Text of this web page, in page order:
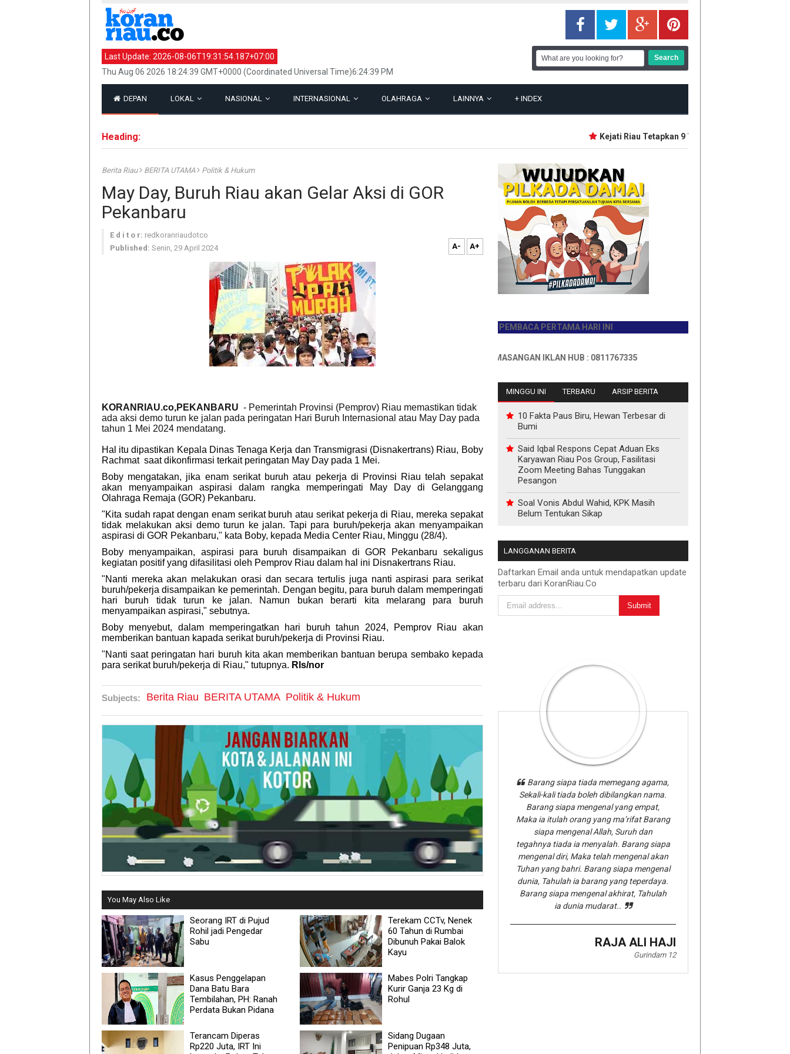
Last Update: 2026-08-06T19:31:54.187+07:00
Thu Aug 06 2026 18:24:39 GMT+0000 (Coordinated Universal Time)6:24:39 PM
DEPAN LOKAL NASIONAL INTERNASIONAL OLAHRAGA LAINNYA + INDEX
Heading: Kejati Riau Tetapkan 9 Tersangka Baru Korupsi
Berita Riau BERITA UTAMA Politik & Hukum
May Day, Buruh Riau akan Gelar Aksi di GOR
Pekanbaru
E d i t o r: redkoranriaudotco
Published: Senin, 29 April 2024 A- A+
KORANRIAU.co,PEKANBARU - Pemerintah Provinsi (Pemprov) Riau memastikan tidak
ada aksi demo turun ke jalan pada peringatan Hari Buruh Internasional atau May Day pada
tahun 1 Mei 2024 mendatang.
Hal itu dipastikan Kepala Dinas Tenaga Kerja dan Transmigrasi (Disnakertrans) Riau, Boby
Rachmat saat dikonfirmasi terkait peringatan May Day pada 1 Mei.
Boby mengatakan, jika enam serikat buruh atau pekerja di Provinsi Riau telah sepakat
akan menyampaikan aspirasi dalam rangka memperingati May Day di Gelanggang
Olahraga Remaja (GOR) Pekanbaru.
"Kita sudah rapat dengan enam serikat buruh atau serikat pekerja di Riau, mereka sepakat
tidak melakukan aksi demo turun ke jalan. Tapi para buruh/pekerja akan menyampaikan
aspirasi di GOR Pekanbaru," kata Boby, kepada Media Center Riau, Minggu (28/4).
Boby menyampaikan, aspirasi para buruh disampaikan di GOR Pekanbaru sekaligus
kegiatan positif yang difasilitasi oleh Pemprov Riau dalam hal ini Disnakertrans Riau.
"Nanti mereka akan melakukan orasi dan secara tertulis juga nanti aspirasi para serikat
buruh/pekerja disampaikan ke pemerintah. Dengan begitu, para buruh dalam memperingati
hari buruh tidak turun ke jalan. Namun bukan berarti kita melarang para buruh
menyampaikan aspirasi," sebutnya.
Boby menyebut, dalam memperingatkan hari buruh tahun 2024, Pemprov Riau akan
memberikan bantuan kapada serikat buruh/pekerja di Provinsi Riau.
"Nanti saat peringatan hari buruh kita akan memberikan bantuan berupa sembako kepada
para serikat buruh/pekerja di Riau," tutupnya. Rls/nor
Subjects: Berita Riau BERITA UTAMA Politik & Hukum
You May Also Like
Seorang IRT di Pujud
Rohil jadi Pengedar
Sabu
Terekam CCTv, Nenek
60 Tahun di Rumbai
Dibunuh Pakai Balok
Kayu
Kasus Penggelapan
Dana Batu Bara
Tembilahan, PH: Ranah
Perdata Bukan Pidana
Mabes Polri Tangkap
Kurir Ganja 23 Kg di
Rohul
Terancam Diperas
Rp220 Juta, IRT Ini
Sidang Dugaan
Penipuan Rp348 Juta,
JADILAH PEMBACA PERTAMA HARI INI
INFO PEMASANGAN IKLAN HUB : 0811767335
MINGGU INI TERBARU ARSIP BERITA
10 Fakta Paus Biru, Hewan Terbesar di
Bumi
Said Iqbal Respons Cepat Aduan Eks
Karyawan Riau Pos Group, Fasilitasi
Zoom Meeting Bahas Tunggakan
Pesangon
Soal Vonis Abdul Wahid, KPK Masih
Belum Tentukan Sikap
LANGGANAN BERITA
Daftarkan Email anda untuk mendapatkan update
terbaru dari KoranRiau.Co
Barang siapa tiada memegang agama,
Sekali-kali tiada boleh dibilangkan nama.
Barang siapa mengenal yang empat,
Maka ia itulah orang yang ma’rifat Barang
siapa mengenal Allah, Suruh dan
tegahnya tiada ia menyalah. Barang siapa
mengenal diri, Maka telah mengenal akan
Tuhan yang bahri. Barang siapa mengenal
dunia, Tahulah ia barang yang teperdaya.
Barang siapa mengenal akhirat, Tahulah
ia dunia mudarat..
RAJA ALI HAJI
Gurindam 12